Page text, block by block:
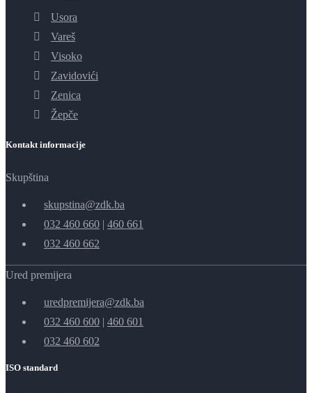
Usora
Vareš
Visoko
Zavidovići
Zenica
Žepče
Kontakt informacije
Skupština
skupstina@zdk.ba
032 460 660 | 460 661
032 460 662
Ured premijera
uredpremijera@zdk.ba
032 460 600 | 460 601
032 460 602
ISO standard